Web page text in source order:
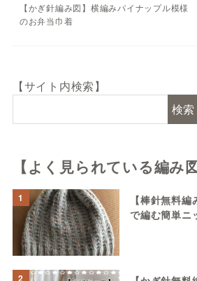
【かぎ針編み図】横編みパイナップル模様
のお弁当巾着
【サイト内検索】
検索
【よく見られている編み図
1
【棒針無料
で編む簡単ニ
2